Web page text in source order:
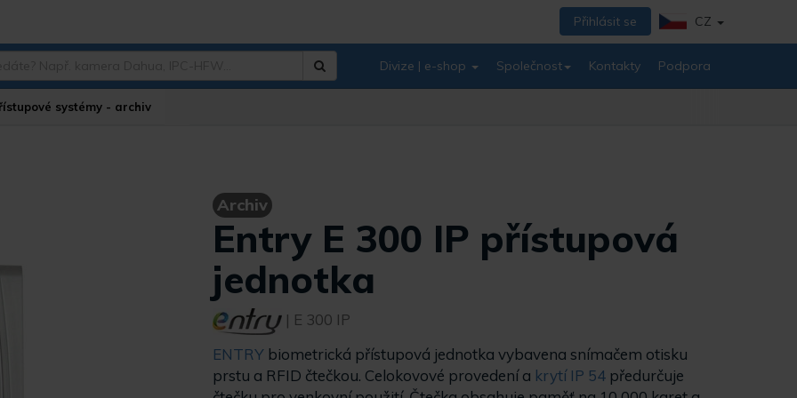
Přihlásit se CZ
Divize | e-shop Společnost Kontakty Podpora
systémy - archiv
Archiv
Entry E 300 IP přístupová
jednotka
| E 300 IP
ENTRY biometrická přístupová jednotka vybavena snímačem otisku
prstu a RFID čtečkou. Celokovové provedení a krytí IP 54 předurčuje